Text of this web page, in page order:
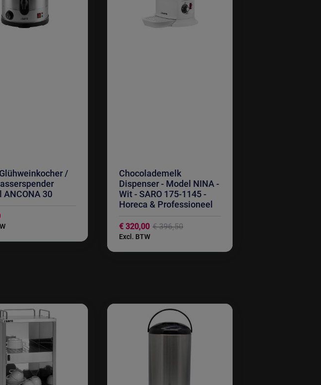
/
ANCONA 30
Chocolademelk
Dispenser - Model NINA -
Wit - SARO 175-1145 -
Horeca & Professioneel
Price
€ 320,00 € 396,50